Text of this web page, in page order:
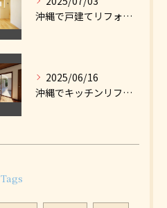
沖縄で戸建てリフォームを成功させるために知っておきたい5つのポイント
2025/06/16
沖縄でキッチンリフォームを成功させるポイント｜費用相場・注意点を徹底解説
Tags